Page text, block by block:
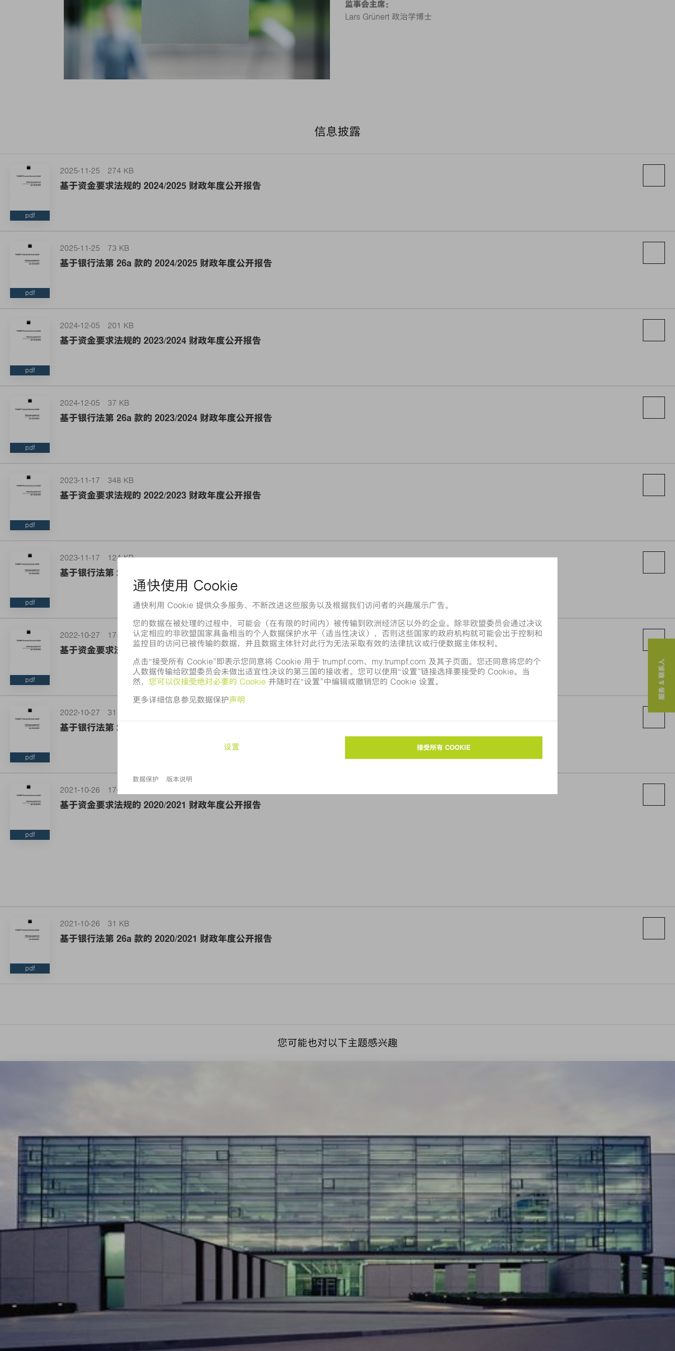
监事会主席：
Lars Grünert 政治学博士
信息披露
pdf
2025-11-25 274 KB
基于资金要求法规的 2024/2025 财政年度公开报告
pdf
2025-11-25 73 KB
基于银行法第 26a 款的 2024/2025 财政年度公开报告
pdf
2024-12-05 201 KB
基于资金要求法规的 2023/2024 财政年度公开报告
pdf
2024-12-05 37 KB
基于银行法第 26a 款的 2023/2024 财政年度公开报告
pdf
2023-11-17 348 KB
基于资金要求法规的 2022/2023 财政年度公开报告
pdf
2023-11-17 124 KB
基于银行法第 26a 款的 20221/2023 财政年度公开报告
pdf
2022-10-27 175 KB
基于资金要求法规的 2021/2022 财政年度公开报告
pdf
2022-10-27 31 KB
基于银行法第 26a 款的 2021/2022 财政年度公开报告
pdf
2021-10-26 174 KB
基于资金要求法规的 2020/2021 财政年度公开报告
pdf
2021-10-26 31 KB
基于银行法第 26a 款的 2020/2021 财政年度公开报告
您可能也对以下主题感兴趣
服务 & 联系人